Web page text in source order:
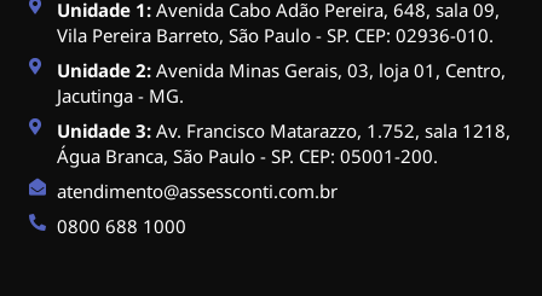
Unidade 1: Avenida Cabo Adão Pereira, 648, sala 09,
Vila Pereira Barreto, São Paulo - SP. CEP: 02936-010.
Unidade 2:Avenida Minas Gerais, 03, loja 01, Centro,
Jacutinga - MG.
Unidade 3:Av. Francisco Matarazzo, 1.752, sala 1218,
Água Branca, São Paulo - SP. CEP: 05001-200.
atendimento@assessconti.com.br
0800 688 1000